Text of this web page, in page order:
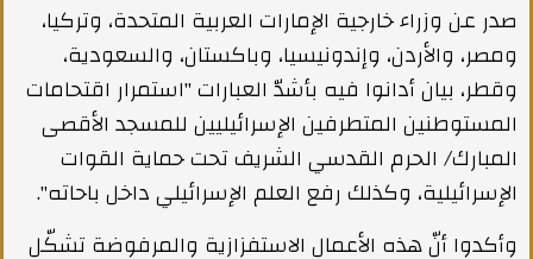
صدر عن وزراء خارجية الإمارات العربية المتحدة، وتركيا،
ومصر، والأردن، وإندونيسيا، وباكستان، والسعودية،
وقطر، بيان أدانوا فيه بأشدّ العبارات "استمرار اقتحامات
المستوطنين المتطرفين الإسرائيليين للمسجد الأقصى
المبارك/ الحرم القدسي الشريف تحت حماية القوات
الإسرائيلية، وكذلك رفع العلم الإسرائيلي داخل باحاته".
وأكدوا أنّ هذه الأعمال الاستفزازية والمرفوضة تشكّل